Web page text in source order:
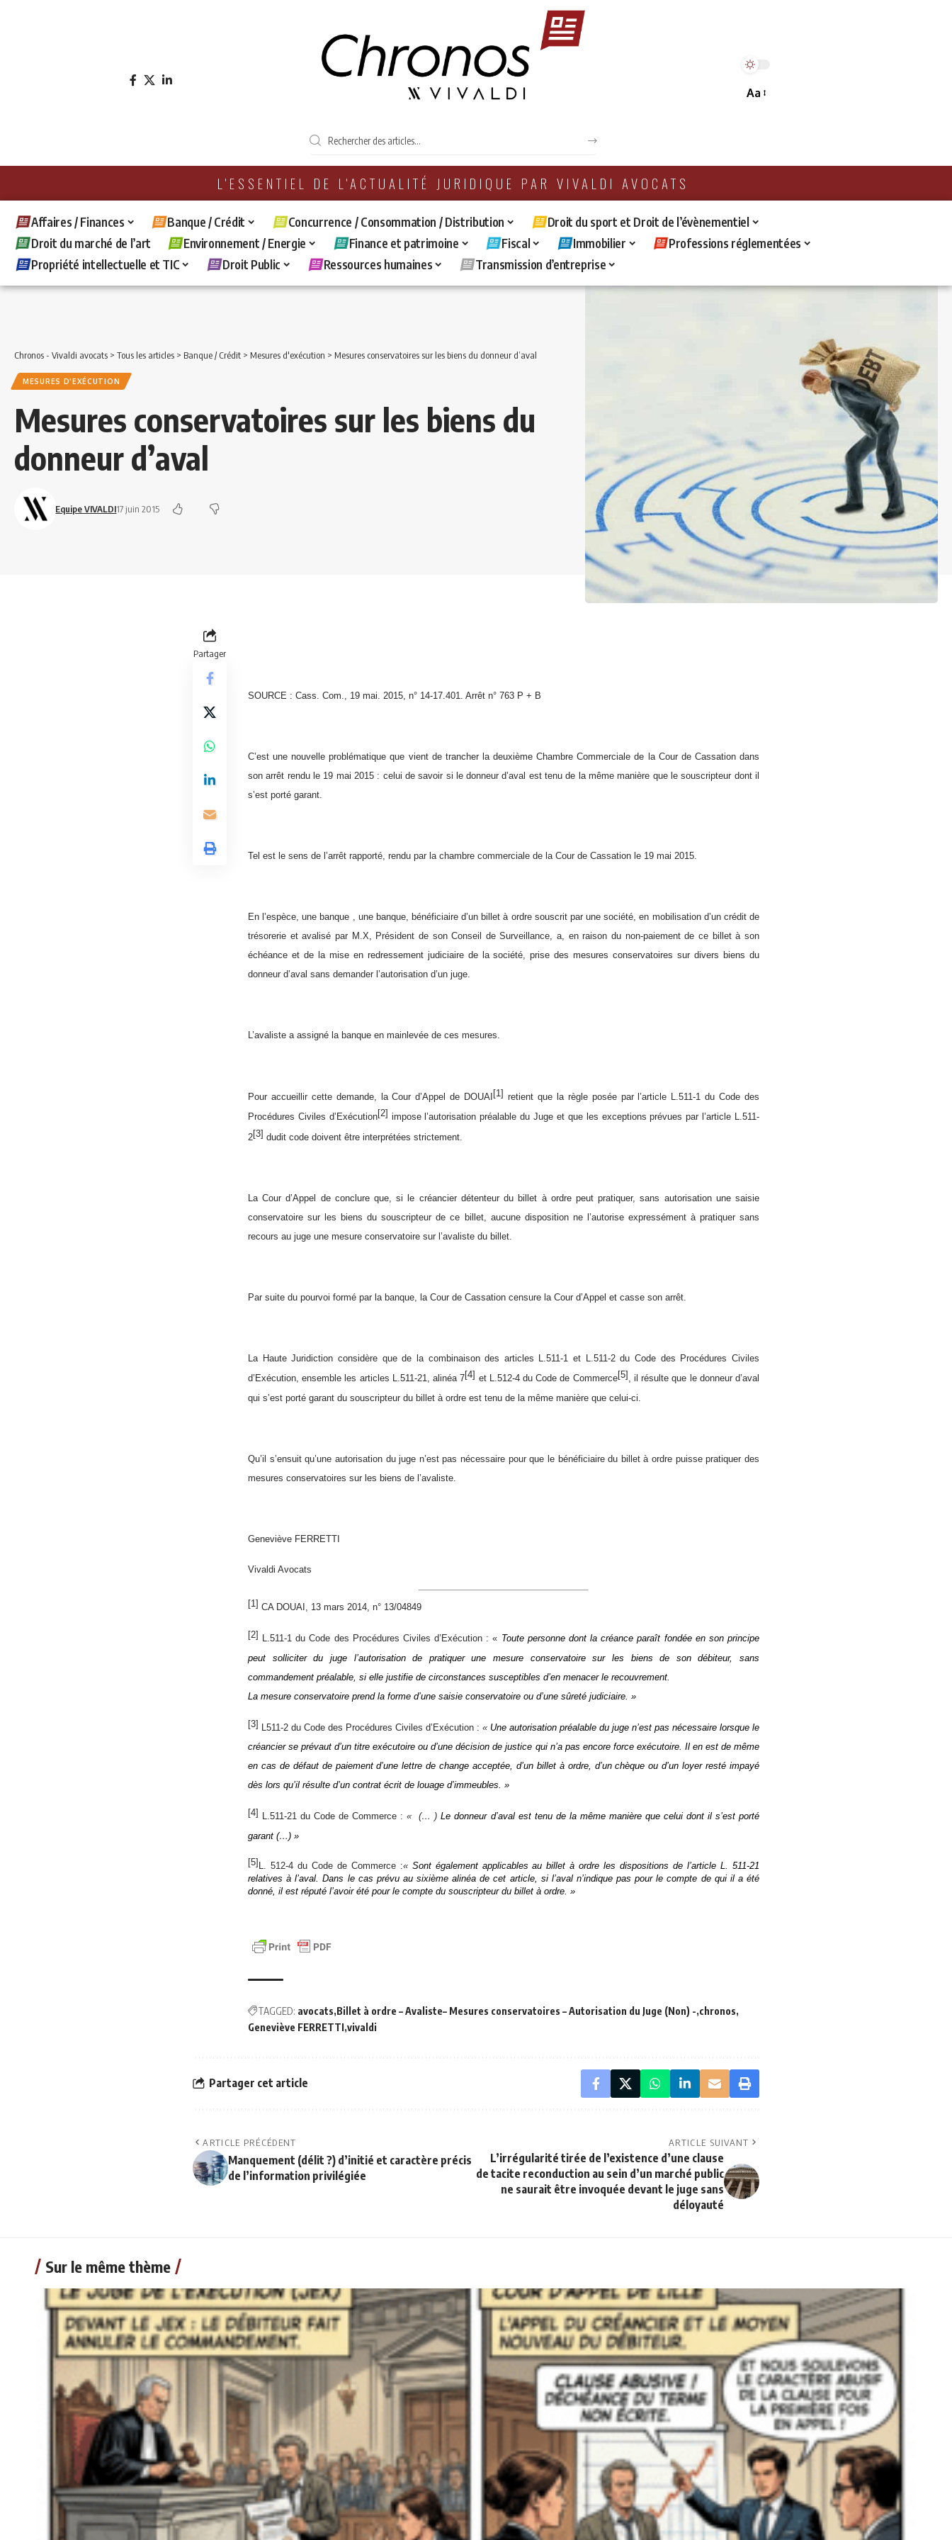
Aa
L'ESSENTIEL DE L'ACTUALITÉ JURIDIQUE PAR VIVALDI AVOCATS
Affaires / Finances Banque / Crédit Concurrence / Consommation / Distribution
Droit du sport et Droit de l’évènementiel
Droit du marché de l’art
Environnement / Energie Finance et patrimoine Fiscal Immobilier
Professions réglementées
Propriété intellectuelle et TIC
Droit Public Ressources humaines Transmission d’entreprise
Chronos - Vivaldi avocats > Tous les articles > Banque / Crédit > Mesures d'exécution > Mesures conservatoires sur les biens du donneur d’aval
MESURES D'EXÉCUTION
Mesures conservatoires sur les biens du
donneur d’aval
Equipe VIVALDI17 juin 2015
Partager
SOURCE : Cass. Com., 19 mai. 2015, n° 14-17.401. Arrêt n° 763 P + B
C’est une nouvelle problématique que vient de trancher la deuxième Chambre Commerciale de la Cour de Cassation dans
son arrêt rendu le 19 mai 2015 : celui de savoir si le donneur d’aval est tenu de la même manière que le souscripteur dont il
s’est porté garant.
Tel est le sens de l’arrêt rapporté, rendu par la chambre commerciale de la Cour de Cassation le 19 mai 2015.
En l’espèce, une banque , une banque, bénéficiaire d’un billet à ordre souscrit par une société, en mobilisation d’un crédit de
trésorerie et avalisé par M.X, Président de son Conseil de Surveillance, a, en raison du non-paiement de ce billet à son
échéance et de la mise en redressement judiciaire de la société, prise des mesures conservatoires sur divers biens du
donneur d’aval sans demander l’autorisation d’un juge.
L’avaliste a assigné la banque en mainlevée de ces mesures.
Pour accueillir cette demande, la Cour d’Appel de DOUAI [1] retient que la règle posée par l’article L.511-1 du Code des
Procédures Civiles d’Exécution[2] impose l’autorisation préalable du Juge et que les exceptions prévues par l’article L.511-
2[3] dudit code doivent être interprétées strictement.
La Cour d’Appel de conclure que, si le créancier détenteur du billet à ordre peut pratiquer, sans autorisation une saisie
conservatoire sur les biens du souscripteur de ce billet, aucune disposition ne l’autorise expressément à pratiquer sans
recours au juge une mesure conservatoire sur l’avaliste du billet.
Par suite du pourvoi formé par la banque, la Cour de Cassation censure la Cour d’Appel et casse son arrêt.
La Haute Juridiction considère que de la combinaison des articles L.511-1 et L.511-2 du Code des Procédures Civiles
d’Exécution, ensemble les articles L.511-21, alinéa 7[4] et L.512-4 du Code de Commerce[5] , il résulte que le donneur d’aval
qui s’est porté garant du souscripteur du billet à ordre est tenu de la même manière que celui-ci.
Qu’il s’ensuit qu’une autorisation du juge n’est pas nécessaire pour que le bénéficiaire du billet à ordre puisse pratiquer des
mesures conservatoires sur les biens de l’avaliste.
Geneviève FERRETTI
Vivaldi Avocats
[1] CA DOUAI, 13 mars 2014, n° 13/04849
[2] L.511-1 du Code des Procédures Civiles d’Exécution : « Toute personne dont la créance paraît fondée en son principe
peut solliciter du juge l’autorisation de pratiquer une mesure conservatoire sur les biens de son débiteur, sans
commandement préalable, si elle justifie de circonstances susceptibles d’en menacer le recouvrement.
La mesure conservatoire prend la forme d’une saisie conservatoire ou d’une sûreté judiciaire. »
[3] L511-2 du Code des Procédures Civiles d’Exécution : « Une autorisation préalable du juge n’est pas nécessaire lorsque le
créancier se prévaut d’un titre exécutoire ou d’une décision de justice qui n’a pas encore force exécutoire. Il en est de même
en cas de défaut de paiement d’une lettre de change acceptée, d’un billet à ordre, d’un chèque ou d’un loyer resté impayé
dès lors qu’il résulte d’un contrat écrit de louage d’immeubles. »
[4] L.511-21 du Code de Commerce :« (… )Le donneur d’aval est tenu de la même manière que celui dont il s’est porté
garant (…) »
[5] L. 512-4 du Code de Commerce :« Sont également applicables au billet à ordre les dispositions de l’article L. 511-21
relatives à l’aval. Dans le cas prévu au sixième alinéa de cet article, si l’aval n’indique pas pour le compte de qui il a été
donné, il est réputé l’avoir été pour le compte du souscripteur du billet à ordre. »
TAGGED: avocats Billet à ordre – Avaliste– Mesures conservatoires – Autorisation du Juge (Non) - chronos
Geneviève FERRETTI vivaldi
Partager cet article
ARTICLE PRÉCÉDENT
Manquement (délit ?) d’initié et caractère précis
de l’information privilégiée
ARTICLE SUIVANT
L’irrégularité tirée de l’existence d’une clause
de tacite reconduction au sein d’un marché public
ne saurait être invoquée devant le juge sans
déloyauté
Sur le même thème